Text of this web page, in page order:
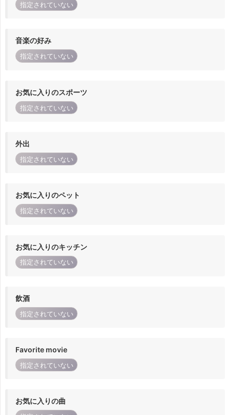
指定されていない
音楽の好み
指定されていない
お気に入りのスポーツ
指定されていない
外出
指定されていない
お気に入りのペット
指定されていない
お気に入りのキッチン
指定されていない
飲酒
指定されていない
Favorite movie
指定されていない
お気に入りの曲